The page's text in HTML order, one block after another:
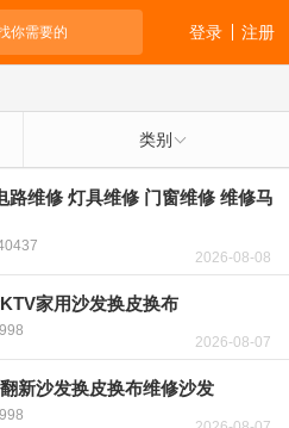
你需要的 注册
登录
类别
维修 灯具维修 门窗维修 维修马
2026-08-08
家用沙发换皮换布
2026-08-07
新沙发换皮换布维修沙发